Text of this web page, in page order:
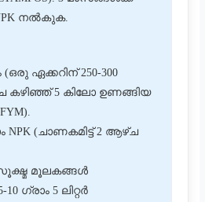
നൽകുക.
ഏക്കറിന് 250-300
കഴിഞ്ഞ് 5 കിലോ ഉണങ്ങിയ
NPK (ചാണകമിട്ട് 2 ആഴ്ച
മൂലകങ്ങൾ
10 ഗ്രാം 5 ലിറ്റർ